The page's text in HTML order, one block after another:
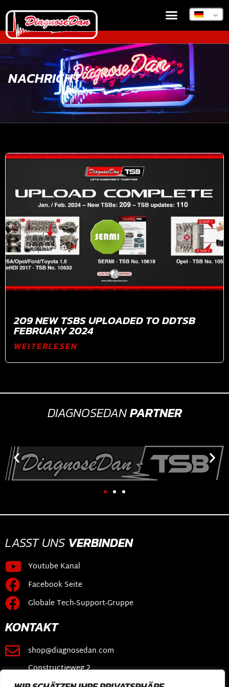
NACHRICHT
209 NEW TSBS UPLOADED TO DDTSB
FEBRUARY 2024
WEITERLESEN
DIAGNOSEDANPARTNER
LASST UNS VERBINDEN
Youtube Kanal
Facebook Seite
Globale Tech-Support-Gruppe
KONTAKT
shop@diagnosedan.com
Constructieweg 2
3641 SB Mijdrecht